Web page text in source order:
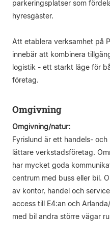
parkeringsplatser som
hyresgäster.
Att etablera verksamhet på
innebär att kombinera
logistik - ett starkt läge för
företag.
Omgivning
Omgivning/natur:
Fyrislund är ett handels-
lättare verkstadsföretag.
har mycket goda
centrum med buss eller bil.
av kontor, handel och
access till E4:an och
med bil andra större vägar